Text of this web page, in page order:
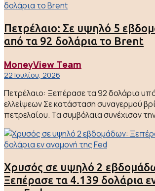
Πετρέλαιο: Σε υψηλό 5
από τα 92 δολάρια το Brent
MoneyView Team
22 Ιουλίου, 2026
Πετρέλαιο: Ξεπέρασε τα 92 δολάρια
ελλείψεων Σε κατάσταση συναγερμού
πετρελαίου. Τα συμβόλαια συνέχισαν
Χρυσός σε υψηλό 2
Ξεπέρασε τα 4.139 δολάρια